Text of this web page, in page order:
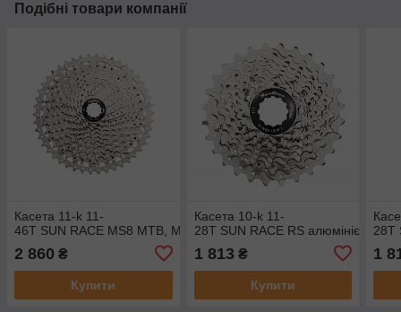
Подібні товари компанії
Касета 11-k 11-
46T SUN RACE MS8 MTB, Metallic Silver
2 860 ₴
Купити
Касета 10-k 11-
28T SUN RACE RS алюмінієвий
1 813 ₴
Купити
28T
1